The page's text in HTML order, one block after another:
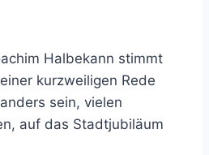
Halbekann stimmt
kurzweiligen Rede
sein, vielen
auf das Stadtjubiläum